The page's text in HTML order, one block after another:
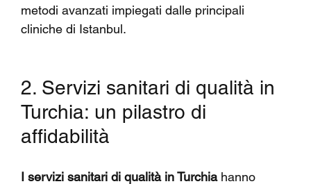
metodi avanzati impiegati dalle principali
cliniche di Istanbul.
2. Servizi sanitari di qualità in
Turchia: un pilastro di
affidabilità
I servizi sanitari di qualità in Turchia hanno